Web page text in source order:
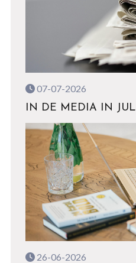
07-07-2026
IN DE MEDIA IN JULI
26-06-2026